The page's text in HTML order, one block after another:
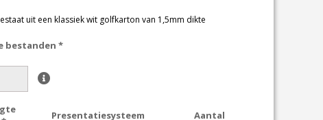
uit een klassiek wit golfkarton van 1,5mm dikte
bestanden *
Presentatiesysteem Aantal